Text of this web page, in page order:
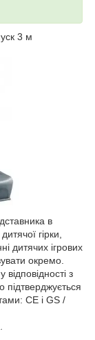
3 м
в
гірки,
дитячих ігрових
окремо.
з
CE і GS /